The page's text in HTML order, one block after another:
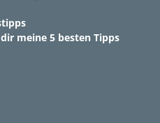
meine 5 besten Tipps